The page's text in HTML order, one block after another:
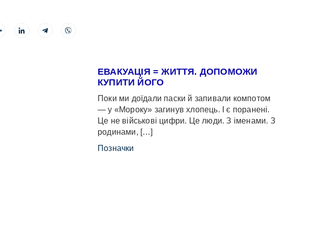
ЕВАКУАЦІЯ = ЖИТТЯ. ДОПОМОЖИ
КУПИТИ ЙОГО
Поки ми доїдали паски й запивали компотом
— у «Мороку» загинув хлопець. І є поранені.
Це не військові цифри. Це люди. З іменами. З
родинами, […]
Позначки